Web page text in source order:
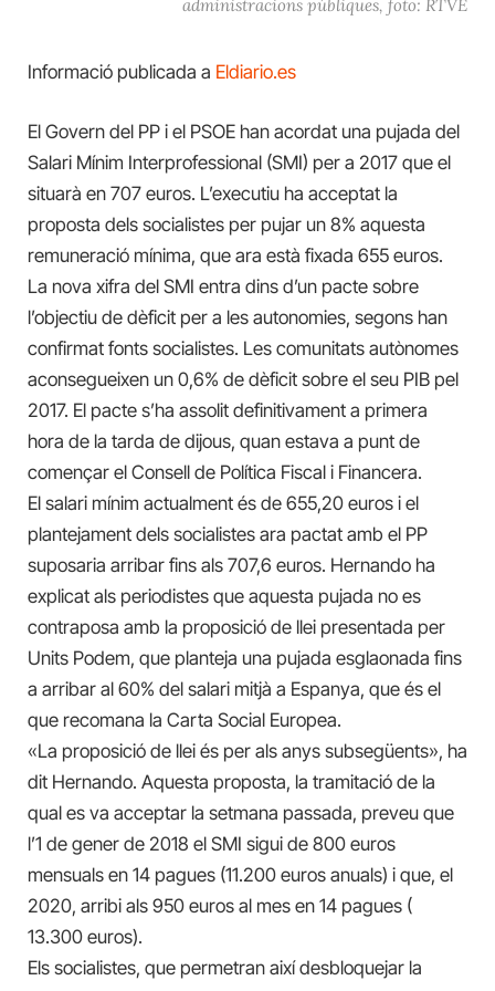
administracions públiques, foto: RTVE
Informació publicada a Eldiario.es
El Govern del PP i el PSOE han acordat una pujada del
Salari Mínim Interprofessional (SMI) per a 2017 que el
situarà en 707 euros. L’executiu ha acceptat la
proposta dels socialistes per pujar un 8% aquesta
remuneració mínima, que ara està fixada 655 euros.
La nova xifra del SMI entra dins d’un pacte sobre
l’objectiu de dèficit per a les autonomies, segons han
confirmat fonts socialistes. Les comunitats autònomes
aconsegueixen un 0,6% de dèficit sobre el seu PIB pel
2017. El pacte s’ha assolit definitivament a primera
hora de la tarda de dijous, quan estava a punt de
començar el Consell de Política Fiscal i Financera.
El salari mínim actualment és de 655,20 euros i el
plantejament dels socialistes ara pactat amb el PP
suposaria arribar fins als 707,6 euros. Hernando ha
explicat als periodistes que aquesta pujada no es
contraposa amb la proposició de llei presentada per
Units Podem, que planteja una pujada esglaonada fins
a arribar al 60% del salari mitjà a Espanya, que és el
que recomana la Carta Social Europea.
«La proposició de llei és per als anys subsegüents», ha
dit Hernando. Aquesta proposta, la tramitació de la
qual es va acceptar la setmana passada, preveu que
l’1 de gener de 2018 el SMI sigui de 800 euros
mensuals en 14 pagues (11.200 euros anuals) i que, el
2020, arribi als 950 euros al mes en 14 pagues (
13.300 euros).
Els socialistes, que permetran així desbloquejar la